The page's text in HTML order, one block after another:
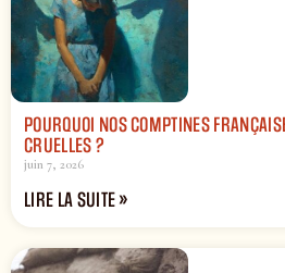
POURQUOI NOS COMPTINES
CRUELLES ?
juin 7, 2026
LIRE LA SUITE »